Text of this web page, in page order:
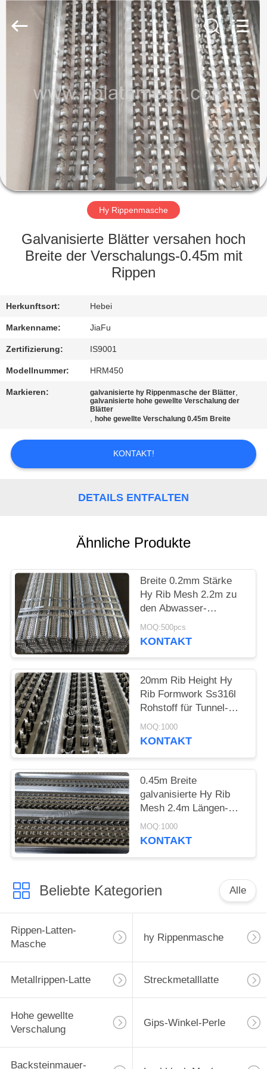
HAUS
PRODUKTE
ÜBER
UNS
FABRIK-
QUALITÄTSKONTROLLE
SIE
MIT
UNS
IN
VERBINDUNG
SIE
EIN
POLICY
MESH
MANUFACTURING
Hy Rippenmasche
Galvanisierte Blätter versahen hoch
Breite der Verschalungs-0.45m mit
Rippen
Herkunftsort: Hebei
Markenname: JiaFu
Zertifizierung: IS9001
Modellnummer: HRM450
Markieren: galvanisierte hy Rippenmasche der Blätter,
galvanisierte hohe gewellte Verschalung der
Blätter
,hohe gewellte Verschalung 0.45m Breite
KONTAKT!
DETAILS ENTFALTEN
Ähnliche Produkte
Breite 0.2mm Stärke
Hy Rib Mesh 2.2m zu
den Abwasser-
Systemen
MOQ:500pcs
KONTAKT
20mm Rib Height Hy
Rib Formwork Ss316l
Rohstoff für Tunnel-
Brücken
MOQ:1000
KONTAKT
0.45m Breite
galvanisierte Hy Rib
Mesh 2.4m Längen-
ausgezeichnete
Technikqualität
MOQ:1000
KONTAKT
Beliebte Kategorien Alle
Rippen-Latten-
Masche
hy Rippenmasche
Metallrippen-Latte Streckmetalllatte
Hohe gewellte
Verschalung
Gips-Winkel-Perle
Backsteinmauer-